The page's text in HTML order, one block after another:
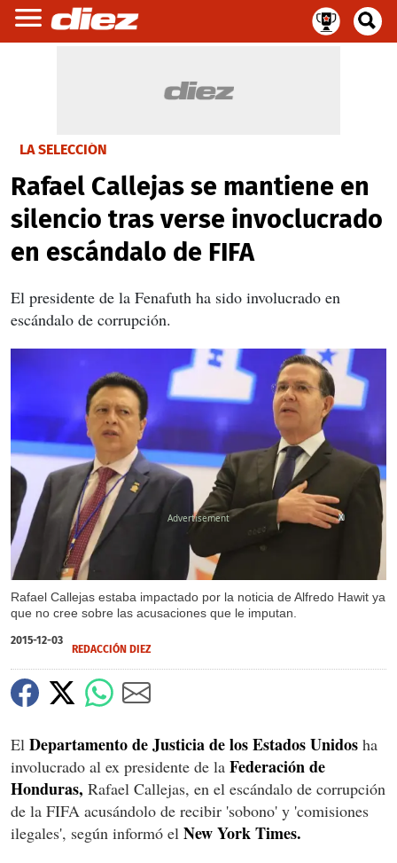
LA SELECCIÓN
Rafael Callejas se mantiene en
silencio tras verse invoclucrado
en escándalo de FIFA
El presidente de la Fenafuth ha sido involucrado en
escándalo de corrupción.
Rafael Callejas estaba impactado por la noticia de Alfredo Hawit ya
que no cree sobre las acusaciones que le imputan.
X
2015-12-03
REDACCIÓN DIEZ
El Departamento de Justicia de los Estados Unidos ha
involucrado al ex presidente de la Federación de
Honduras, Rafael Callejas, en el escándalo de corrupción
de la FIFA acusándolo de recibir 'sobono' y 'comisiones
ilegales', según informó el New York Times.